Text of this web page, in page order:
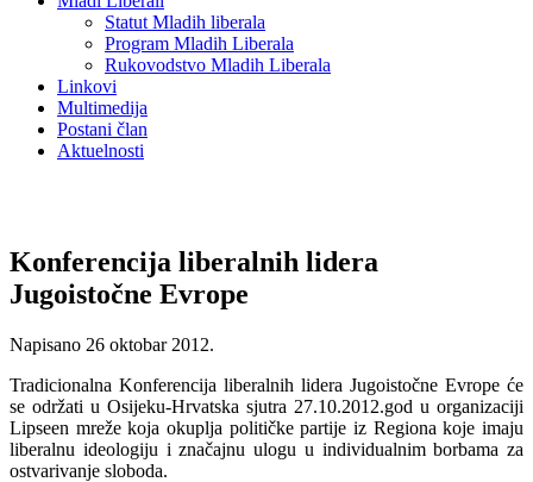
Statut Mladih liberala
Program Mladih Liberala
Rukovodstvo Mladih Liberala
Linkovi
Multimedija
Postani član
Aktuelnosti
Konferencija liberalnih lidera
Jugoistočne Evrope
Napisano 26 oktobar 2012.
Tradicionalna Konferencija liberalnih lidera Jugoistočne Evrope će
se održati u Osijeku-Hrvatska sjutra 27.10.2012.god u organizaciji
Lipseen mreže koja okuplja političke partije iz Regiona koje imaju
liberalnu ideologiju i značajnu ulogu u individualnim borbama za
ostvarivanje sloboda.